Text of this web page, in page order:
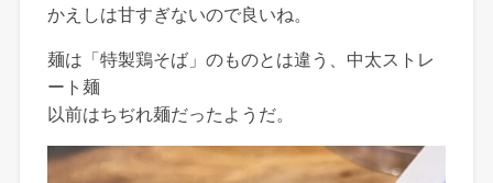
かえしは甘すぎないので良いね。
麺は「特製鶏そば」のものとは違う、中太ストレ
ート麺
以前はちぢれ麺だったようだ。